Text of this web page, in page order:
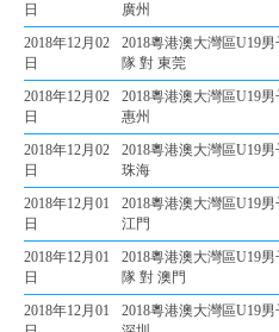
日
廣州
2018年12月02
日
2018粵港澳大灣區U19
隊 對 東莞
2018年12月02
日
2018粵港澳大灣區U19
惠州
2018年12月02
日
2018粵港澳大灣區U19
珠海
2018年12月01
日
2018粵港澳大灣區U19
江門
2018年12月01
日
2018粵港澳大灣區U19
隊 對 澳門
2018年12月01
2018粵港澳大灣區U19